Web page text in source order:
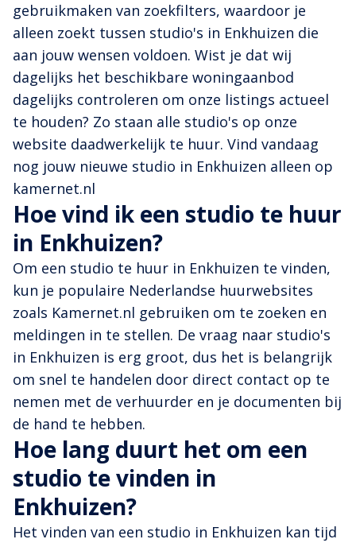
gebruikmaken van zoekfilters, waardoor je
alleen zoekt tussen studio's in Enkhuizen die
aan jouw wensen voldoen. Wist je dat wij
dagelijks het beschikbare woningaanbod
dagelijks controleren om onze listings actueel
te houden? Zo staan alle studio's op onze
website daadwerkelijk te huur. Vind vandaag
nog jouw nieuwe studio in Enkhuizen alleen op
kamernet.nl
Hoe vind ik een studio te huur
in Enkhuizen?
Om een studio te huur in Enkhuizen te vinden,
kun je populaire Nederlandse huurwebsites
zoals Kamernet.nl gebruiken om te zoeken en
meldingen in te stellen. De vraag naar studio's
in Enkhuizen is erg groot, dus het is belangrijk
om snel te handelen door direct contact op te
nemen met de verhuurder en je documenten bij
de hand te hebben.
Hoe lang duurt het om een
studio te vinden in
Enkhuizen?
Het vinden van een studio in Enkhuizen kan tijd